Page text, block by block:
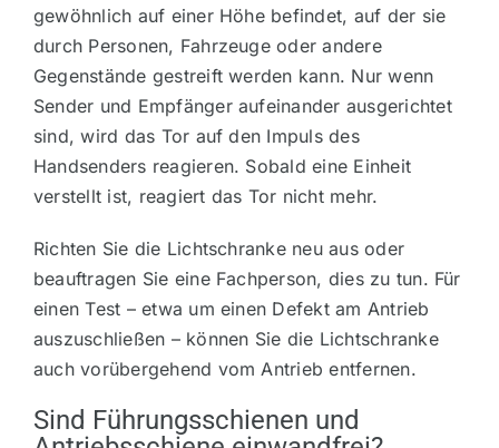
gewöhnlich auf einer Höhe befindet, auf der sie
durch Personen, Fahrzeuge oder andere
Gegenstände gestreift werden kann. Nur wenn
Sender und Empfänger aufeinander ausgerichtet
sind, wird das Tor auf den Impuls des
Handsenders reagieren. Sobald eine Einheit
verstellt ist, reagiert das Tor nicht mehr.
Richten Sie die Lichtschranke neu aus oder
beauftragen Sie eine Fachperson, dies zu tun. Für
einen Test – etwa um einen Defekt am Antrieb
auszuschließen – können Sie die Lichtschranke
auch vorübergehend vom Antrieb entfernen.
Sind Führungsschienen und